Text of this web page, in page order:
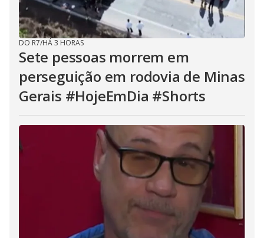
DO R7/HÁ 3 HORAS
Sete pessoas morrem em
perseguição em rodovia de Minas
Gerais #HojeEmDia #Shorts